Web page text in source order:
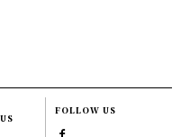
FOLLOW US